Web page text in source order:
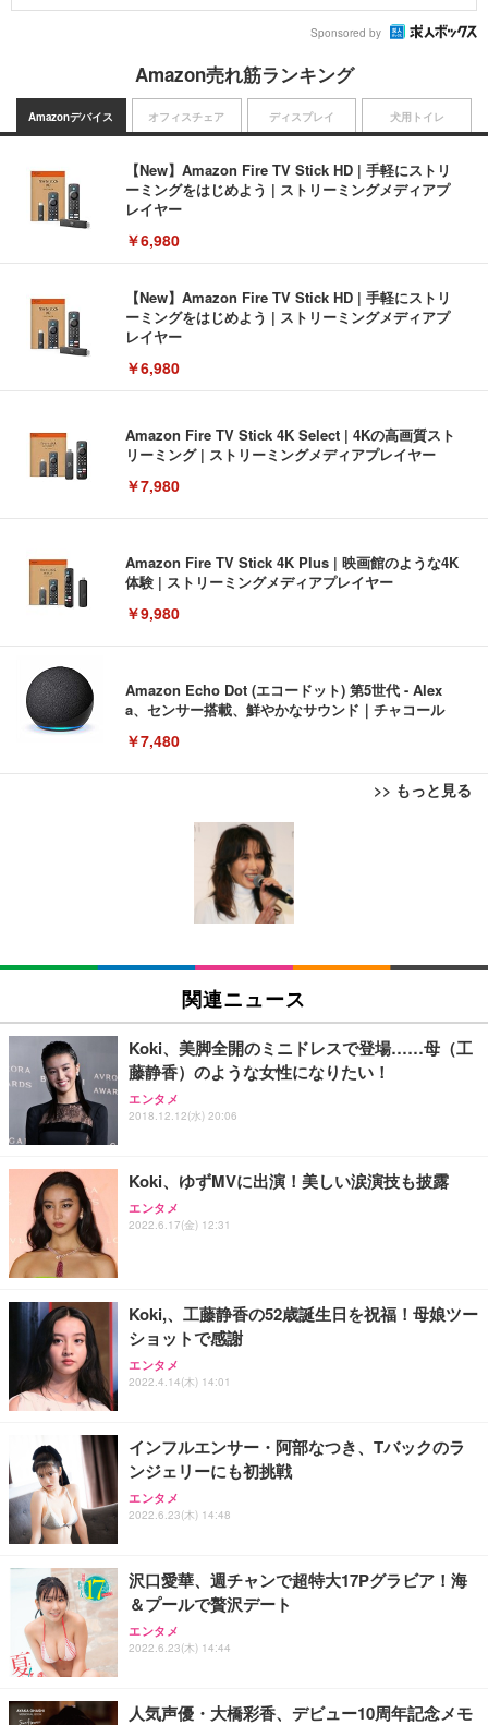
Sponsored by
Amazon売れ筋ランキング
Amazonデバイス
【New】Amazon Fire TV Stick HD | 手軽にストリ
ーミングをはじめよう | ストリーミングメディアプ
レイヤー
￥6,980
【New】Amazon Fire TV Stick HD | 手軽にストリ
ーミングをはじめよう | ストリーミングメディアプ
レイヤー
￥6,980
Amazon Fire TV Stick 4K Select | 4Kの高画質スト
リーミング | ストリーミングメディアプレイヤー
￥7,980
Amazon Fire TV Stick 4K Plus | 映画館のような4K
体験 | ストリーミングメディアプレイヤー
￥9,980
Amazon Echo Dot (エコードット) 第5世代 - Alex
a、センサー搭載、鮮やかなサウンド｜チャコール
￥7,480
>> もっと見る
オフィスチェア
[EdoErgo] オフィスチェア 椅子 テレワーク 疲れな
い 跳ね上げ式アームレスト コンパクト 約105度ロッ
キング pc 事務椅子 360度回転 座面昇降 強化ナイロ
ン樹脂ベース 通気性メッシュ 在宅ワーク H-WY01
(黒網+黒枠+黒足)
SIHOO B100 オフィスチェア／デスクチェア メッシ
ュチェア 人間工学 疲れない ブラック
￥27,999
Sezlife オフィスチェア デスクチェア 疲れない テレ
ワーク チェア 強化バックレスト 30度ロッキング機
能 人間工学 椅子 腰サポート 90度跳ね上げ式アーム
ョン PCチェア 通気性メッシュ ゲーミング/勉強/事
務用 おしゃれ パソコンチェア (ブラック)
Sezlife オフィスチェア デスクチェア 疲れない テレ
ワーク チェア 強化バックレスト 30度ロッキング機
務用 おしゃれ パソコンチェア (ホワイト)
ANDWINT オフィスチェア デスクチェア 肘なし メ
ッシュ 通気性 ランバーサポート付き 腰サポート ガ
ス圧無段階昇降 360度回転 キャスター付き コンパク
ディスプレイ
EIZO ビジネス向けプレミアムモニター | FlexScan
EV3240X-WT | 31.5型4K UHD・USB Type-C・ホワ
￥105,595
EIZO ビジネス向けプレミアムモニター | FlexScan
￥109,572
【純正品】27"ゲーミングモニター DualSense 充電
フック付き（CFI-ZDM1J）
【整備済み品】Dell E2724HS 27インチ 液晶モニタ
ー フルHD（1920×1080）VA 非光沢 HDMI/DisplayP
【MiniLED/24.5inch/280Hz/FHD】GRAPHT THE S
HOOTER Gaming Monitor 24” Essential ゲーミン
グモニター QD 24.5インチ 1ms FHD 量子ドット 残
犬用トイレ
Amazonベーシック ペットシーツ 薄型 レギュラー 1
回使い捨て 無香料 ホワイト 300枚
Amazonベーシック ペットシーツ 厚型 ワイド 42枚
x2袋(84枚) ホワイト(吸収面:ライトブルー)
￥3,234
ネオ・ルーライフ ネオ・オムツ L 中型犬用 26枚入
り 単品
Smart Basic(スマートベーシック) 【Amazon.co.jp
限定】 Smart Basic アイリスオーヤマ ペットシーツ
アイリスオーヤマ ペットシーツ 超厚型 お徳用 レギ
ュラー 200枚入【Amazon.co.jp限定】
関連ニュース
Koki、美脚全開のミニドレスで登場……母（工
藤静香）のような女性になりたい！
エンタメ
2018.12.12(水) 20:06
Koki、ゆずMVに出演！美しい涙演技も披露
エンタメ
2022.6.17(金) 12:31
Koki,、工藤静香の52歳誕生日を祝福！母娘ツー
ショットで感謝
エンタメ
2022.4.14(木) 14:01
インフルエンサー・阿部なつき、Tバックのラ
ンジェリーにも初挑戦
エンタメ
2022.6.23(木) 14:48
沢口愛華、週チャンで超特大17Pグラビア！海
＆プールで贅沢デート
エンタメ
2022.6.23(木) 14:44
人気声優・大橋彩香、デビュー10周年記念メモ